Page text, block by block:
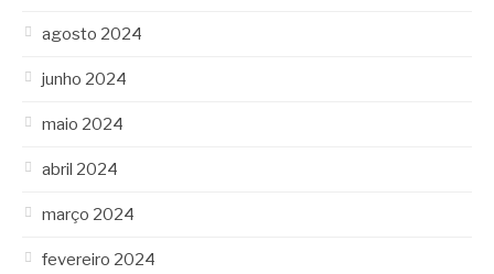
agosto 2024
junho 2024
maio 2024
abril 2024
março 2024
fevereiro 2024